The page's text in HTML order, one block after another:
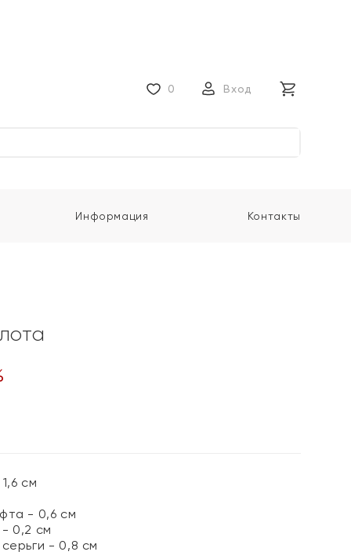
0 Вход
Информация Контакты
см
- 0,6 см
0,2 см
- 0,8 см